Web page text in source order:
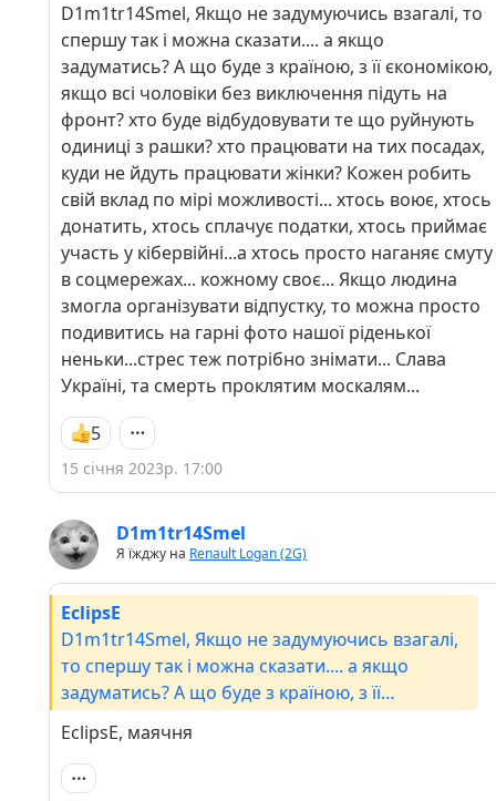
D1m1tr14Smel, Якщо не задумуючись взагалі, то
спершу так і можна сказати.... а якщо
задуматись? А що буде з країною, з її єкономікою,
якщо всі чоловіки без виключення підуть на
фронт? хто буде відбудовувати те що руйнують
одиниці з рашки? хто працювати на тих посадах,
куди не йдуть працювати жінки? Кожен робить
свій вклад по мірі можливості... хтось воює, хтось
донатить, хтось сплачує податки, хтось приймає
участь у кібервійні...а хтось просто наганяє смуту
в соцмережах... кожному своє... Якщо людина
змогла організувати відпустку, то можна просто
подивитись на гарні фото нашої ріденької
неньки...стрес теж потрібно знімати... Слава
Україні, та смерть проклятим москалям...
5
15 січня 2023р. 17:00
D1m1tr14Smel
Я їжджу на Renault Logan (2G)
EclipsE
D1m1tr14Smel, Якщо не задумуючись взагалі,
то спершу так і можна сказати.... а якщо
задуматись? А що буде з країною, з її
виключення підуть на фронт? хто буде
відбудовувати те що руйнують одиниці з
EclipsE, маячня